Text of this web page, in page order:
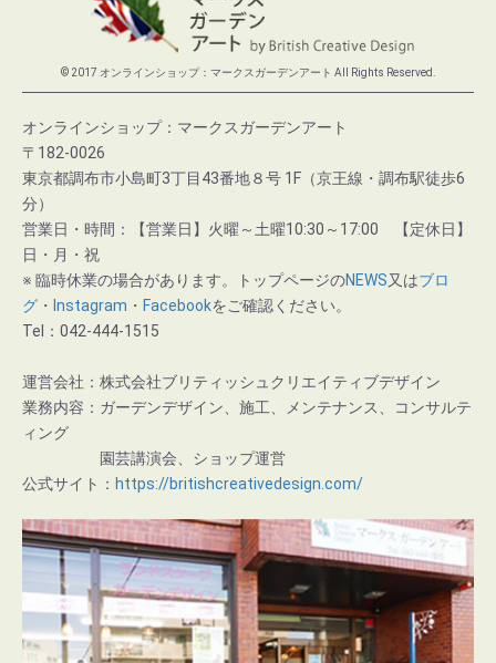
© 2017 オンラインショップ：マークスガーデンアート All Rights Reserved.
オンラインショップ：マークスガーデンアート
〒182-0026
東京都調布市小島町3丁目43番地８号 1F（京王線・調布駅徒歩6
分）
営業日・時間：【営業日】火曜～土曜10:30～17:00 【定休日】
日・月・祝
※ 臨時休業の場合があります。トップページのNEWS又はブロ
グ ・ Instagram ・ Facebookをご確認ください。
Tel：042-444-1515
運営会社：株式会社ブリティッシュクリエイティブデザイン
業務内容：ガーデンデザイン、施工、メンテナンス、コンサルテ
ィング
園芸講演会、ショップ運営
公式サイト： https://britishcreativedesign.com/